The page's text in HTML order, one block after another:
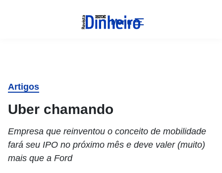
Menu
Artigos
Uber chamando
Empresa que reinventou o conceito de mobilidade
fará seu IPO no próximo mês e deve valer (muito)
mais que a Ford